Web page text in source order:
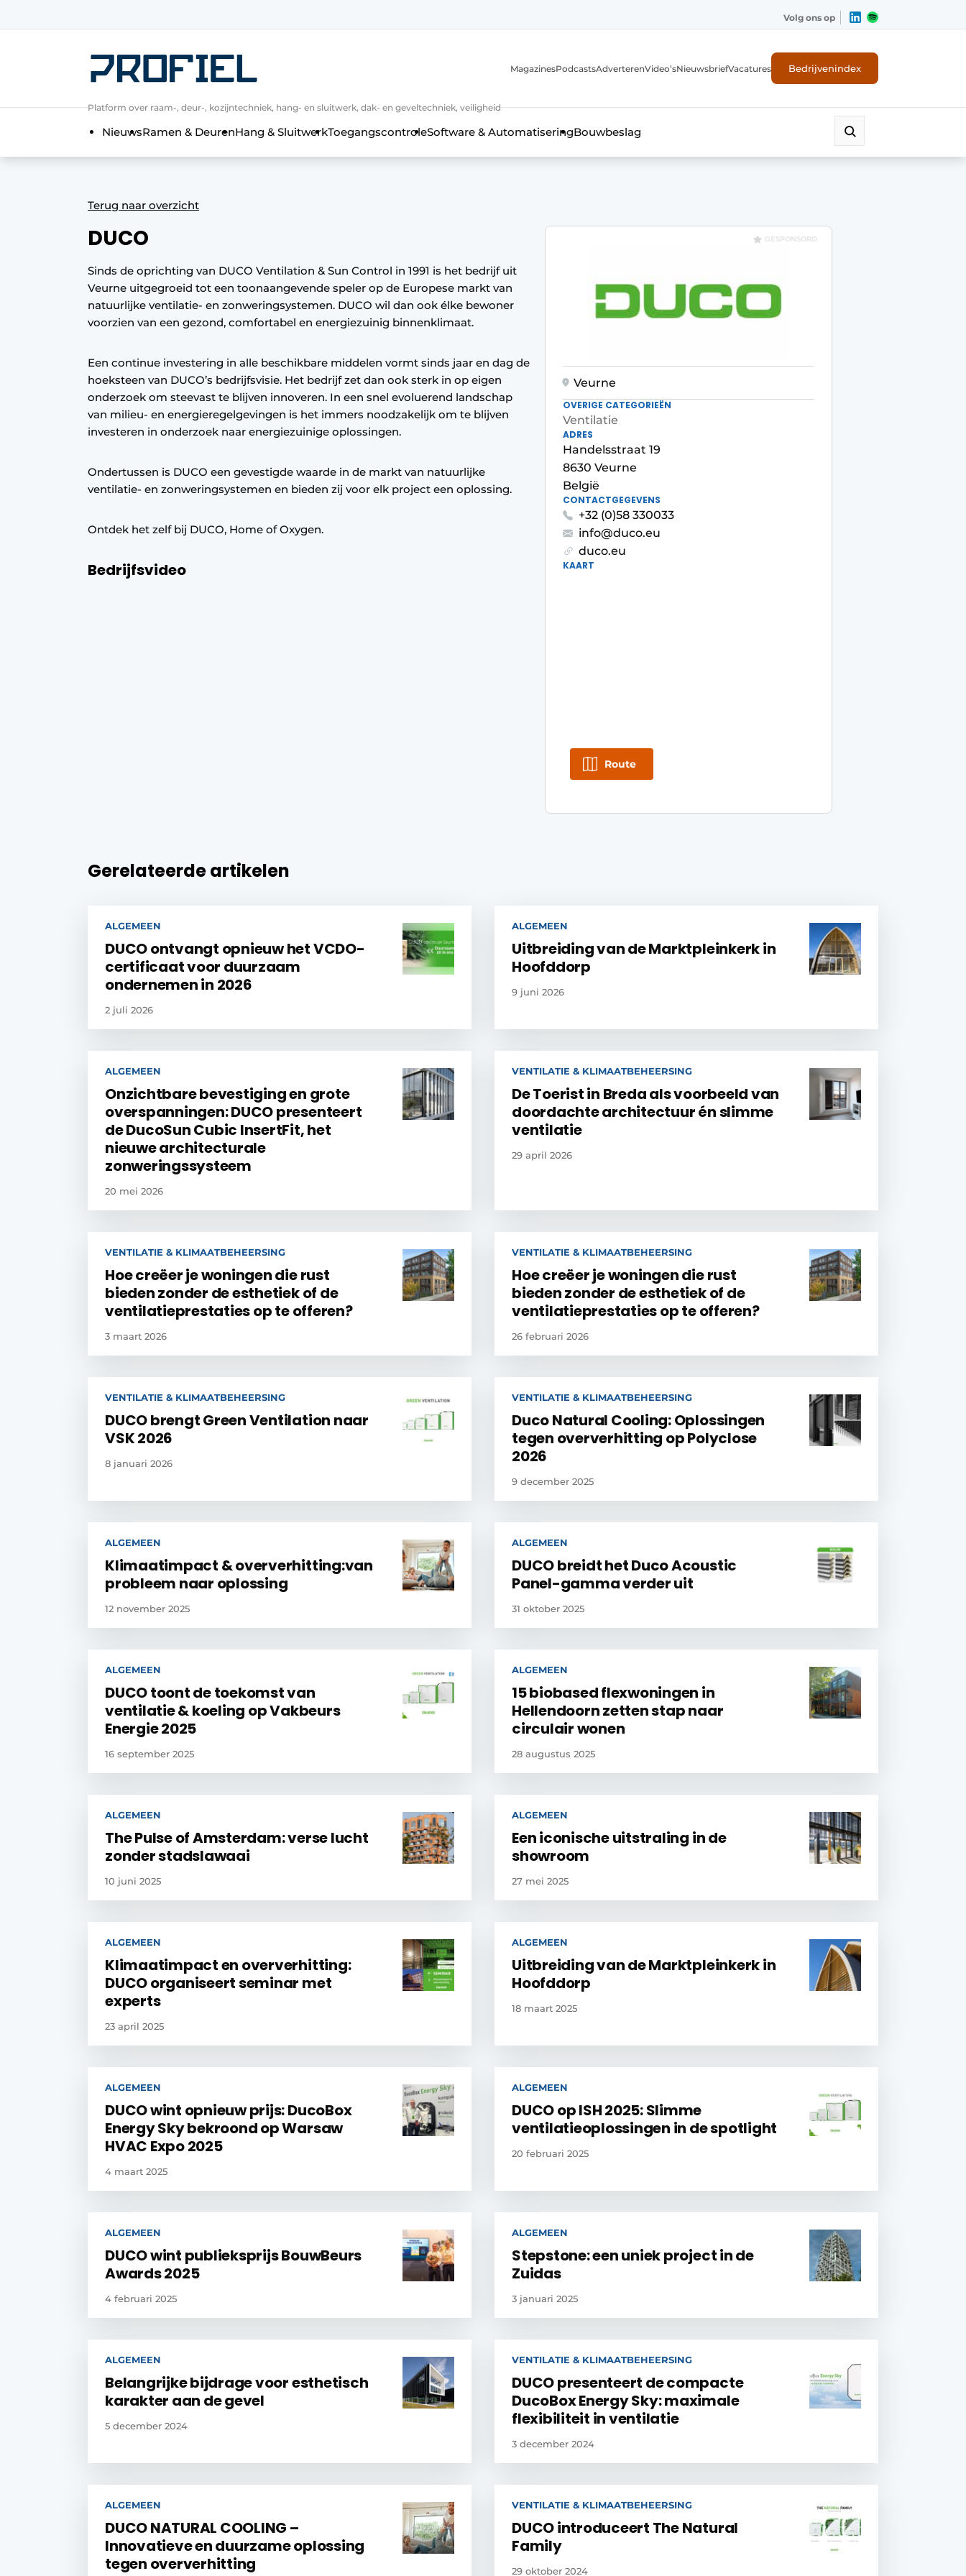
Algemene voorwaarden
Podcasts
Privacy / Cookie statement
Profiel | Platform over raam-, deur-, kozijntechniek, hang- en sluitwerk, dak- en geveltechniek, veiligheid
Uitnodiging Rondetafelgesprek – 20 jaar Profiel
Vacatures
Video’s
Werben
Volg ons op
Platform over raam-, deur-, kozijntechniek, hang- en sluitwerk, dak- en geveltechniek, veiligheid
MagazinesPodcastsAdverterenVideo’sNieuwsbriefVacatures Bedrijvenindex
NieuwsRamen & DeurenHang & SluitwerkToegangscontroleSoftware & AutomatiseringBouwbeslag
Terug naar overzicht
DUCO
Sinds de oprichting van DUCO Ventilation & Sun Control in 1991 is het bedrijf uit
Veurne uitgegroeid tot een toonaangevende speler op de Europese markt van
natuurlijke ventilatie- en zonweringsystemen. DUCO wil dan ook élke bewoner
voorzien van een gezond, comfortabel en energiezuinig binnenklimaat.
Een continue investering in alle beschikbare middelen vormt sinds jaar en dag de
hoeksteen van DUCO’s bedrijfsvisie. Het bedrijf zet dan ook sterk in op eigen
onderzoek om steevast te blijven innoveren. In een snel evoluerend landschap
van milieu- en energieregelgevingen is het immers noodzakelijk om te blijven
investeren in onderzoek naar energiezuinige oplossingen.
Ondertussen is DUCO een gevestigde waarde in de markt van natuurlijke
ventilatie- en zonweringsystemen en bieden zij voor elk project een oplossing.
Ontdek het zelf bij DUCO, Home of Oxygen.
Bedrijfsvideo
GESPONSORD
Veurne
OVERIGE CATEGORIEËN
Ventilatie
ADRES
Handelsstraat 19
8630 Veurne
België
CONTACTGEGEVENS
+32 (0)58 330033
info@duco.eu
duco.eu
KAART
Route
Gerelateerde artikelen
ALGEMEEN
DUCO ontvangt opnieuw het VCDO-
certificaat voor duurzaam
ondernemen in 2026
2 juli 2026
ALGEMEEN
Uitbreiding van de Marktpleinkerk in
Hoofddorp
9 juni 2026
ALGEMEEN
Onzichtbare bevestiging en grote
overspanningen: DUCO presenteert
de DucoSun Cubic InsertFit, het
nieuwe architecturale
zonweringssysteem
20 mei 2026
VENTILATIE & KLIMAATBEHEERSING
De Toerist in Breda als voorbeeld van
doordachte architectuur én slimme
ventilatie
29 april 2026
VENTILATIE & KLIMAATBEHEERSING
Hoe creëer je woningen die rust
bieden zonder de esthetiek of de
ventilatieprestaties op te offeren?
3 maart 2026
VENTILATIE & KLIMAATBEHEERSING
Hoe creëer je woningen die rust
bieden zonder de esthetiek of de
ventilatieprestaties op te offeren?
26 februari 2026
VENTILATIE & KLIMAATBEHEERSING
DUCO brengt Green Ventilation naar
VSK 2026
8 januari 2026
VENTILATIE & KLIMAATBEHEERSING
Duco Natural Cooling: Oplossingen
tegen oververhitting op Polyclose
2026
9 december 2025
ALGEMEEN
Klimaatimpact & oververhitting:van
probleem naar oplossing
12 november 2025
ALGEMEEN
DUCO breidt het Duco Acoustic
Panel-gamma verder uit
31 oktober 2025
ALGEMEEN
DUCO toont de toekomst van
ventilatie & koeling op Vakbeurs
Energie 2025
16 september 2025
ALGEMEEN
15 biobased flexwoningen in
Hellendoorn zetten stap naar
circulair wonen
28 augustus 2025
ALGEMEEN
The Pulse of Amsterdam: verse lucht
zonder stadslawaai
10 juni 2025
ALGEMEEN
Een iconische uitstraling in de
showroom
27 mei 2025
ALGEMEEN
Klimaatimpact en oververhitting:
DUCO organiseert seminar met
experts
23 april 2025
ALGEMEEN
Uitbreiding van de Marktpleinkerk in
Hoofddorp
18 maart 2025
ALGEMEEN
DUCO wint opnieuw prijs: DucoBox
Energy Sky bekroond op Warsaw
HVAC Expo 2025
4 maart 2025
ALGEMEEN
DUCO op ISH 2025: Slimme
ventilatieoplossingen in de spotlight
20 februari 2025
ALGEMEEN
DUCO wint publieksprijs BouwBeurs
Awards 2025
4 februari 2025
ALGEMEEN
Stepstone: een uniek project in de
Zuidas
3 januari 2025
ALGEMEEN
Belangrijke bijdrage voor esthetisch
karakter aan de gevel
5 december 2024
VENTILATIE & KLIMAATBEHEERSING
DUCO presenteert de compacte
DucoBox Energy Sky: maximale
flexibiliteit in ventilatie
3 december 2024
ALGEMEEN
DUCO NATURAL COOLING –
Innovatieve en duurzame oplossing
tegen oververhitting
VENTILATIE & KLIMAATBEHEERSING
DUCO introduceert The Natural
Family
29 oktober 2024